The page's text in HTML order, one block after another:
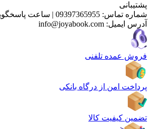
پشتیبانی
شماره تماس: 09397365955
| ساعت پاسخگویی
آدرس ایمیل: info@joyabook.com
فروش عمده تلفنی
پرداخت امن از درگاه بانکی
تضمین کیفیت کالا